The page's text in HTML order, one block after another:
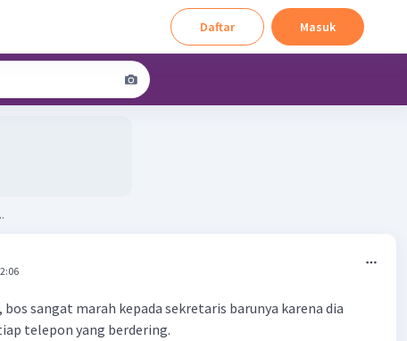
Daftar Masuk
bos sangat marah kepada sekretaris barunya karena dia
telepon yang berdering.